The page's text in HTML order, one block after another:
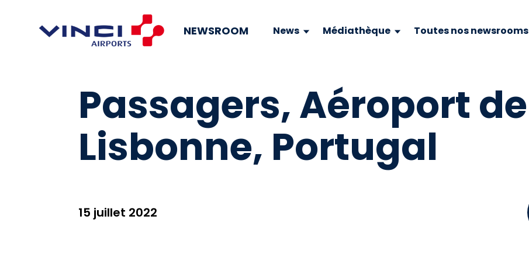
NEWSROOM News Médiathèque Toutes nos newsrooms
Passagers, Aéroport de
Lisbonne, Portugal
15 juillet 2022